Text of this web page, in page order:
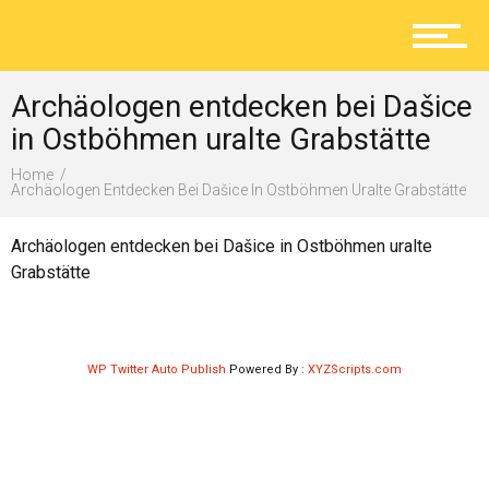
Lokal
Archäologen entdecken bei Dašice
in Ostböhmen uralte Grabstätte
Home
Archäologen Entdecken Bei Dašice In Ostböhmen Uralte Grabstätte
Archäologen entdecken bei Dašice in Ostböhmen uralte
Grabstätte
WP Twitter Auto Publish Powered By : XYZScripts.com